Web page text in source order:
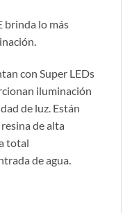
brinda lo más
con Super LEDs
iluminación
de luz. Están
de alta
total
de agua.